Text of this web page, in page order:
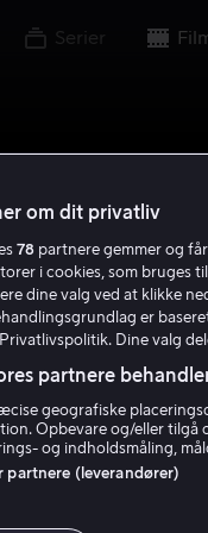
Serier
om dit privatliv
78 partnere gemmer og
i cookies, som bruges
dine valg ved at klikke
er
Dine valg
partnere
geografiske
Opbevare og/eller tilgå
og indholdsmåling,
partnere (leverandører)